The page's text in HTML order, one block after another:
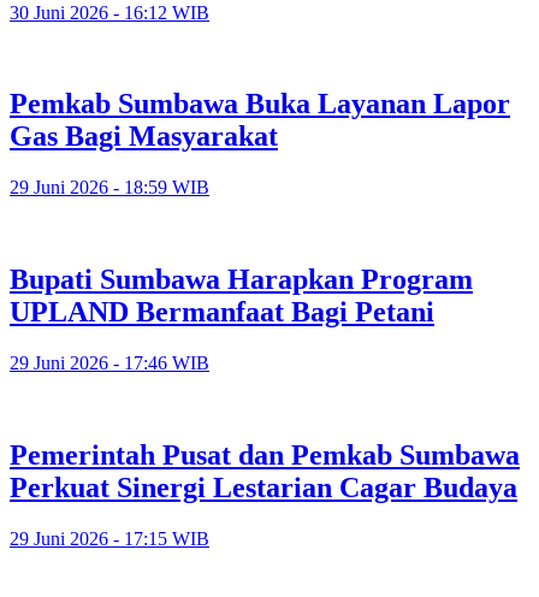
30 Juni 2026 - 16:12 WIB
Pemkab Sumbawa Buka Layanan Lapor
Gas Bagi Masyarakat
29 Juni 2026 - 18:59 WIB
Bupati Sumbawa Harapkan Program
UPLAND Bermanfaat Bagi Petani
29 Juni 2026 - 17:46 WIB
Pemerintah Pusat dan Pemkab Sumbawa
Perkuat Sinergi Lestarian Cagar Budaya
29 Juni 2026 - 17:15 WIB